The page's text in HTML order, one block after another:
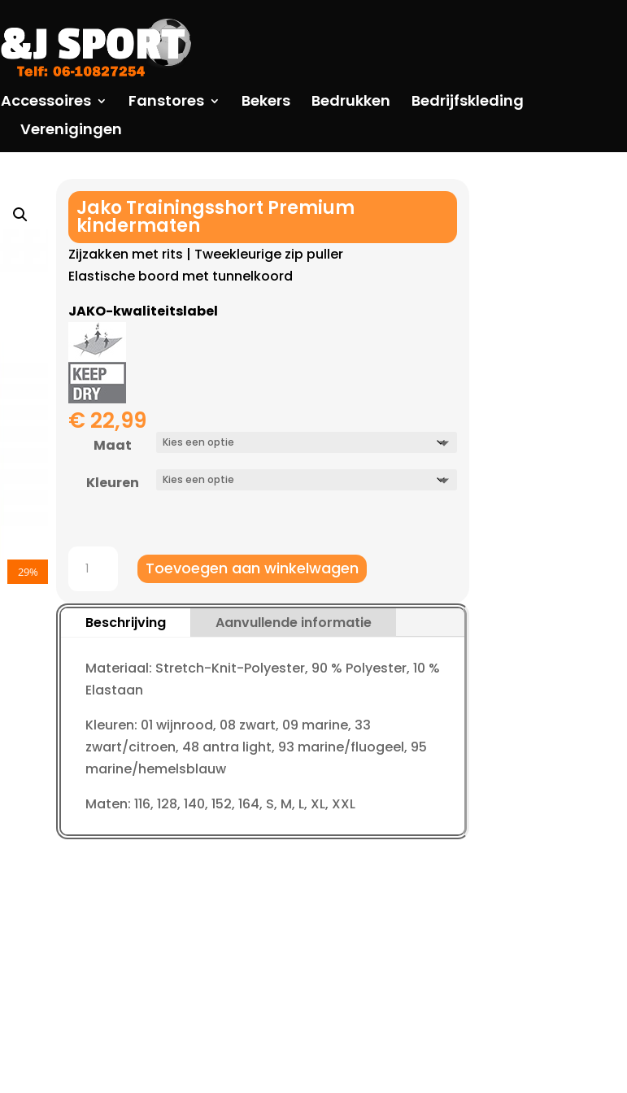
Accessoires Fanstores Bekers Bedrukken
Bedrijfskleding
Verenigingen
29%
Jako Trainingsshort Premium
kindermaten
Zijzakken met rits | Tweekleurige zip puller
Elastische boord met tunnelkoord
JAKO-kwaliteitslabel
€ 22,99
Maat
Kleuren
Trainingsshort
Premium
kindermaten
Toevoegen aan winkelwagen
Beschrijving Aanvullende informatie
Materiaal: Stretch-Knit-Polyester, 90 % Polyester, 10 %
Elastaan
Kleuren: 01 wijnrood, 08 zwart, 09 marine, 33
zwart/citroen, 48 antra light, 93 marine/fluogeel, 95
marine/hemelsblauw
Maten: 116, 128, 140, 152, 164, S, M, L, XL, XXL